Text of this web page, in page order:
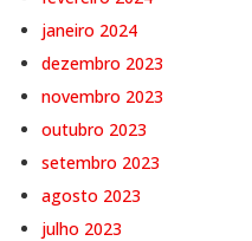
janeiro 2024
dezembro 2023
novembro 2023
outubro 2023
setembro 2023
agosto 2023
julho 2023